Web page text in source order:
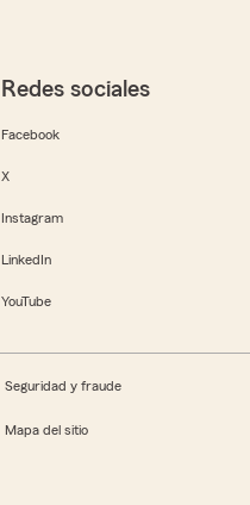
Redes sociales
Facebook
X
Instagram
LinkedIn
YouTube
Seguridad y fraude
Mapa del sitio